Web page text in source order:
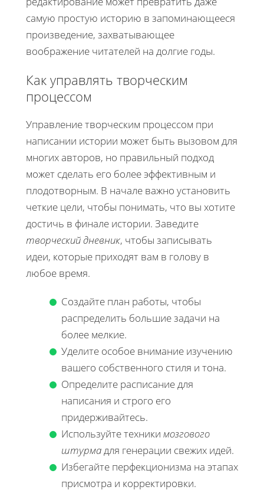
самую простую историю в запоминающееся
произведение, захватывающее
воображение читателей на долгие годы.
Как управлять творческим
процессом
Управление творческим процессом при
написании истории может быть вызовом для
многих авторов, но правильный подход
может сделать его более эффективным и
плодотворным. В начале важно установить
четкие цели, чтобы понимать, что вы хотите
достичь в финале истории. Заведите
творческий дневник, чтобы записывать
идеи, которые приходят вам в голову в
любое время.
Создайте план работы, чтобы
распределить большие задачи на
более мелкие.
Уделите особое внимание изучению
вашего собственного стиля и тона.
Определите расписание для
написания и строго его
придерживайтесь.
Используйте техники мозгового
штурмадля генерации свежих идей.
Избегайте перфекционизма на этапах
присмотра и корректировки.